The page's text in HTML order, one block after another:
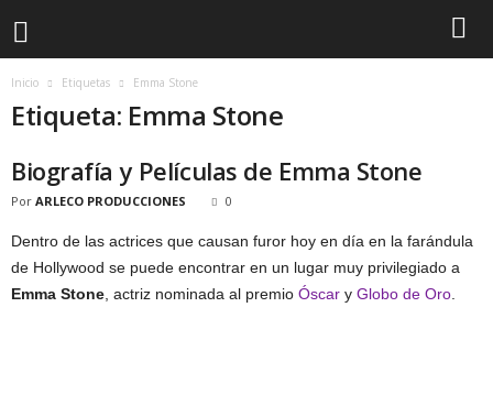
Inicio Etiquetas Emma Stone
Etiqueta: Emma Stone
Biografía y Películas de Emma Stone
Por ARLECO PRODUCCIONES 0
Dentro de las actrices que causan furor hoy en día en la farándula
de Hollywood se puede encontrar en un lugar muy privilegiado a
Emma Stone , actriz nominada al premio Óscar y Globo de Oro